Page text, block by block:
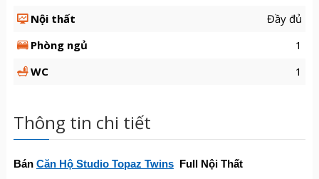
Nội thất
Đầy đủ
Phòng ngủ
1
WC
1
Thông tin chi tiết
Bán Căn Hộ Studio Topaz TwinsFull Nội Thất